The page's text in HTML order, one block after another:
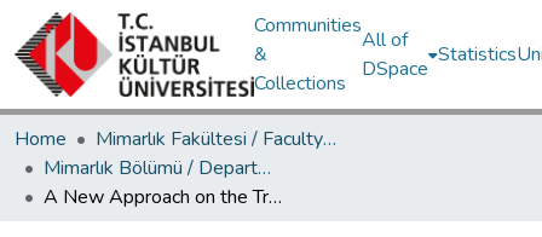
Communities
&
Collections
All of
DSpace
Statistics
Home
Mimarlık Fakültesi / Faculty of Architecture
Mimarlık Bölümü / Department of Architecture
A New Approach on the Transformation of Cultural Landscapes Case of Istanbul